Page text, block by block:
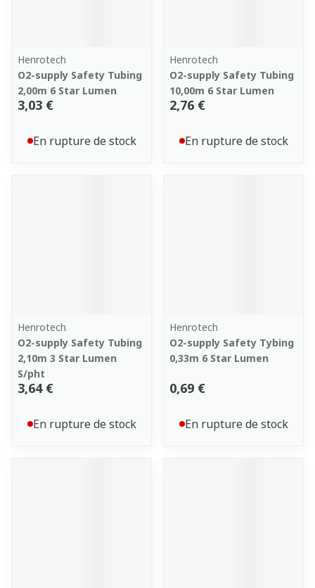
Henrotech
O2-supply Safety Tubing
2,00m 6 Star Lumen
3,03 €
En rupture de stock
Henrotech
O2-supply Safety Tubing
10,00m 6 Star Lumen
2,76 €
En rupture de stock
Henrotech
O2-supply Safety Tubing
2,10m 3 Star Lumen
S/pht
3,64 €
En rupture de stock
Henrotech
O2-supply Safety Tybing
0,33m 6 Star Lumen
0,69 €
En rupture de stock